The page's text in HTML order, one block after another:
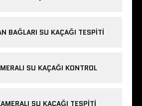
BAĞLARI SU KAÇAĞI TESPITI
SU KAÇAĞI KONTROL
SU KAÇAĞI TESPITI